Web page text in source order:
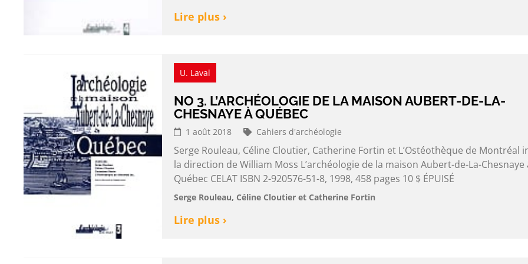
Lire plus ›
U. Laval
NO 3. L’ARCHÉOLOGIE DE LA MAISON AUBERT-DE-LA-
CHESNAYE À QUÉBEC
1 août 2018 Cahiers d'archéologie
Serge Rouleau, Céline Cloutier, Catherine Fortin et L’Ostéothèque de Montréal
la direction de William Moss L’archéologie de la maison Aubert-de-La-Chesnaye
Québec CELAT ISBN 2-920576-51-8, 1998, 458 pages 10 $ ÉPUISÉ
Serge Rouleau, Céline Cloutier et Catherine Fortin
Lire plus ›